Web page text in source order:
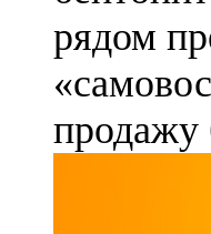
рядом
продажу